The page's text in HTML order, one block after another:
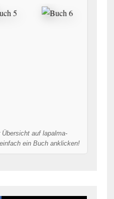
auf lapalma-
ein Buch anklicken!